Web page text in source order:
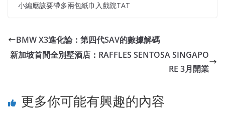
小編應該要帶多兩包紙巾入戲院TAT
BMW X3進化論：第四代SAV的數據解碼
新加坡首間全別墅酒店：RAFFLES SENTOSA SINGAPO
RE 3月開業
更多你可能有興趣的內容